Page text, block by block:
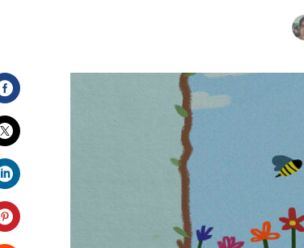
Facebook
Twitter
LinkedIn